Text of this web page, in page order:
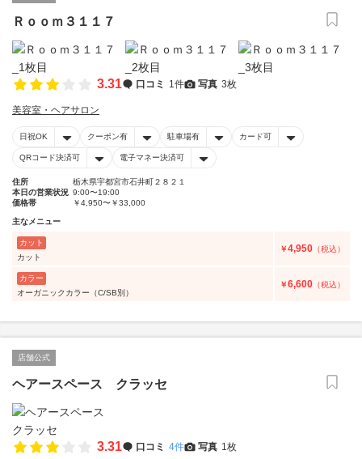
Ｒｏｏｍ３１１７
3.31 口コミ 1件 写真 3枚
美容室・ヘアサロン
日祝OK クーポン有 駐車場有 カード可
QRコード決済可 電子マネー決済可
住所
栃木県宇都宮市石井町２８２１
本日の営業状況 9:00〜19:00
価格帯
￥4,950〜￥33,000
主なメニュー
カット
カット
￥4,950 （税込）
カラー
オーガニックカラー（C/SB別）
￥6,600 （税込）
店舗公式
ヘアースペース クラッセ
3.31 口コミ 4件 写真 1枚